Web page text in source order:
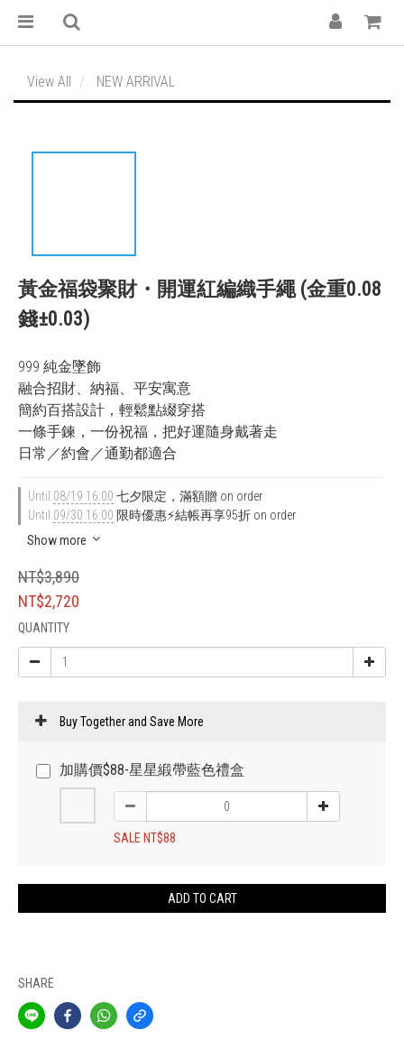
View All NEW ARRIVAL
黃金福袋聚財・開運紅編織手繩 (金重0.08
錢±0.03)
999 純金墜飾
融合招財、納福、平安寓意
簡約百搭設計，輕鬆點綴穿搭
一條手鍊，一份祝福，把好運隨身戴著走
日常／約會／通勤都適合
Until 08/19 16:00 七夕限定，滿額贈 on order
Until 09/30 16:00 限時優惠⚡結帳再享95折 on order
Show more
NT$3,890
NT$2,720
QUANTITY
Buy Together and Save More
加購價$88-星星緞帶藍色禮盒
SALE NT$88
ADD TO CART
SHARE